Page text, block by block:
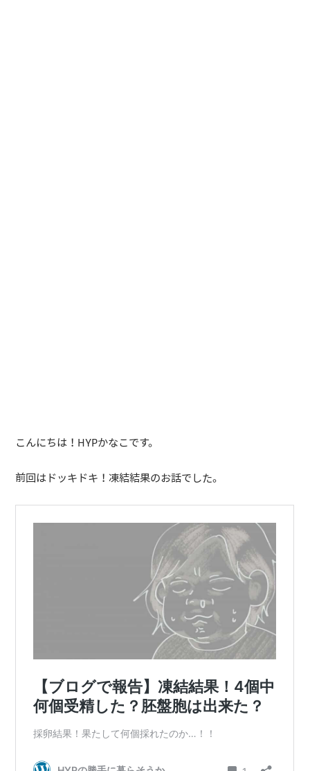
こんにちは！HYPかなこです。
前回はドッキドキ！凍結結果のお話でした。